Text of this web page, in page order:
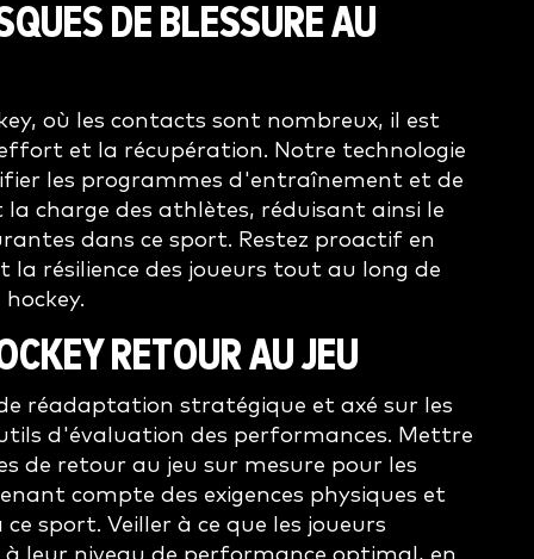
DE BLESSURE AU
où les contacts sont nombreux, il est
et la récupération. Notre technologie
les programmes d'entraînement et de
charge des athlètes, réduisant ainsi le
dans ce sport. Restez proactif en
résilience des joueurs tout au long de
RETOUR AU JEU
réadaptation stratégique et axé sur les
d'évaluation des performances. Mettre
de retour au jeu sur mesure pour les
compte des exigences physiques et
sport. Veiller à ce que les joueurs